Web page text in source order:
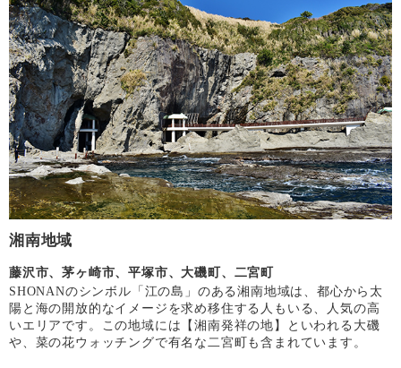
湘南地域
藤沢市、茅ヶ崎市、平塚市、大磯町、二宮町
SHONANのシンボル「江の島」のある湘南地域は、都心から太
陽と海の開放的なイメージを求め移住する人もいる、人気の高
いエリアです。この地域には【湘南発祥の地】といわれる大磯
や、菜の花ウォッチングで有名な二宮町も含まれています。